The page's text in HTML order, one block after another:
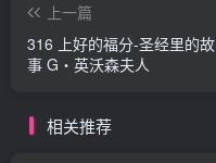
上一篇
316 上好的福分-圣经里的故
事 G‧英沃森夫人
相关推荐